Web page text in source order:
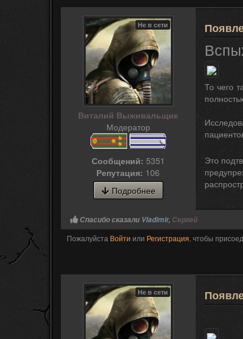
Не в сети
Виталий Выживальщик
Модератор
Сообщений: 5351
Репутация: 106
Подробнее
То чего
Это
Спасибо сказали Vladimir, Сергей
Пожалуйста Войти или Регистрация, чтобы
Не в сети